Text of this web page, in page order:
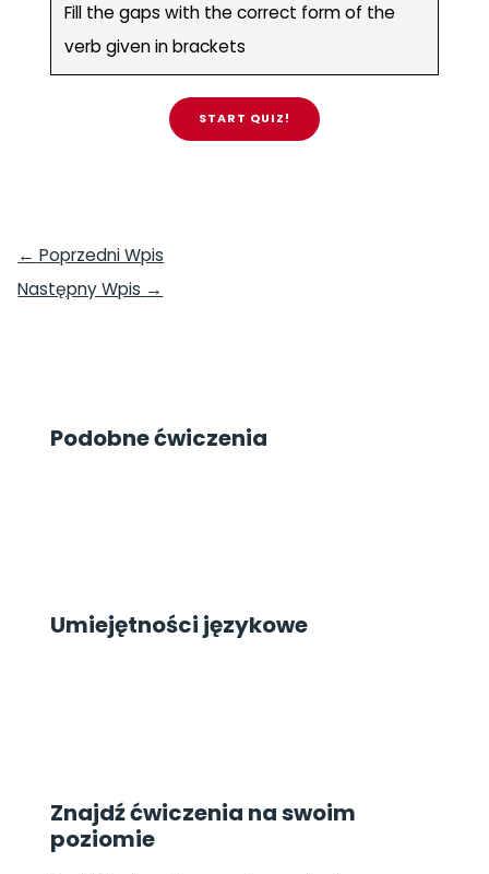
Fill the gaps with the correct form of the
verb given in brackets
START QUIZ!
← Poprzedni Wpis
Następny Wpis →
Podobne ćwiczenia
Umiejętności językowe
Znajdź ćwiczenia na swoim
poziomie